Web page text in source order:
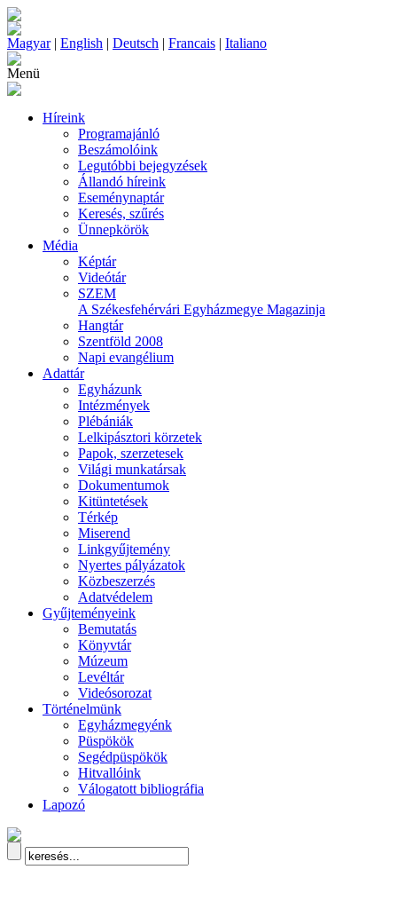
Magyar| English | Deutsch | Francais | Italiano
Menü
Híreink
Programajánló
Beszámolóink
Legutóbbi bejegyzések
Állandó híreink
Eseménynaptár
Keresés, szűrés
Ünnepkörök
Média
Képtár
Videótár
SZEM
A Székesfehérvári Egyházmegye Magazinja
Hangtár
Szentföld 2008
Napi evangélium
Adattár
Egyházunk
Intézmények
Plébániák
Lelkipásztori körzetek
Papok, szerzetesek
Világi munkatársak
Dokumentumok
Kitüntetések
Térkép
Miserend
Linkgyűjtemény
Nyertes pályázatok
Közbeszerzés
Adatvédelem
Gyűjteményeink
Bemutatás
Könyvtár
Múzeum
Levéltár
Videósorozat
Történelmünk
Egyházmegyénk
Püspökök
Segédpüspökök
Hitvallóink
Válogatott bibliográfia
Lapozó